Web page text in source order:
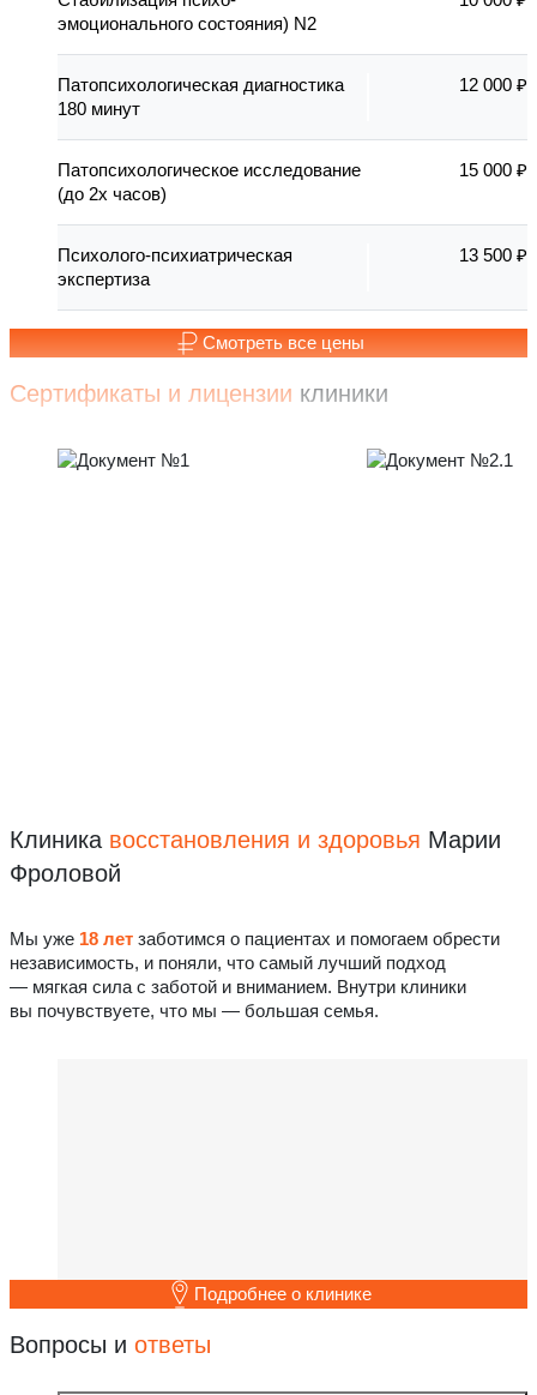
эмоционального состояния) N2
Патопсихологическая диагностика
180 минут
12 000 ₽
Патопсихологическое исследование
(до 2х часов)
15 000 ₽
Психолого-психиатрическая
экспертиза
13 500 ₽
Смотреть все цены
Сертификаты и лицензии клиники
Клиника восстановления и здоровья Марии
Фроловой
Мы уже 18 лет заботимся о пациентах и помогаем обрести
независимость, и поняли, что самый лучший подход
— мягкая сила с заботой и вниманием. Внутри клиники
вы почувствуете, что мы — большая семья.
Подробнее о клинике
Вопросы и ответы